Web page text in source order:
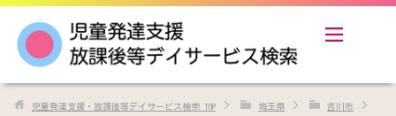
児童発達支援・放課後等デイサービス検索 TOP 埼玉県 吉川市